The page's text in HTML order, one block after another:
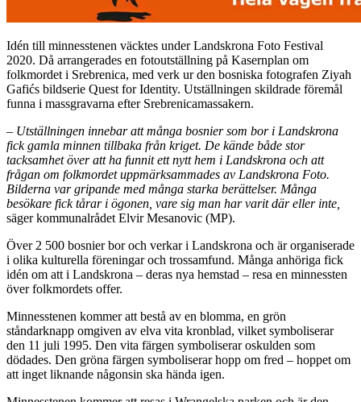
Idén till minnesstenen väcktes under Landskrona Foto Festival
2020. Då arrangerades en fotoutställning på Kasernplan om
folkmordet i Srebrenica, med verk ur den bosniska fotografen Ziyah
Gafićs bildserie Quest for Identity. Utställningen skildrade föremål
funna i massgravarna efter Srebrenicamassakern.
– Utställningen innebar att många bosnier som bor i Landskrona
fick gamla minnen tillbaka från kriget. De kände både stor
tacksamhet över att ha funnit ett nytt hem i Landskrona och att
frågan om folkmordet uppmärksammades av Landskrona Foto.
Bilderna var gripande med många starka berättelser. Många
besökare fick tårar i ögonen, vare sig man har varit där eller inte,
säger kommunalrådet Elvir Mesanovic (MP).
Över 2 500 bosnier bor och verkar i Landskrona och är organiserade
i olika kulturella föreningar och trossamfund. Många anhöriga fick
idén om att i Landskrona – deras nya hemstad – resa en minnessten
över folkmordets offer.
Minnesstenen kommer att bestå av en blomma, en grön
ståndarknapp omgiven av elva vita kronblad, vilket symboliserar
den 11 juli 1995. Den vita färgen symboliserar oskulden som
dödades. Den gröna färgen symboliserar hopp om fred – hoppet om
att inget liknande någonsin ska hända igen.